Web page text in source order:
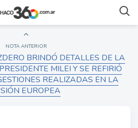
NOTA ANTERIOR
BRINDÓ DETALLES DE LA
MILEI Y SE REFIRIÓ
REALIZADAS EN LA
EUROPEA